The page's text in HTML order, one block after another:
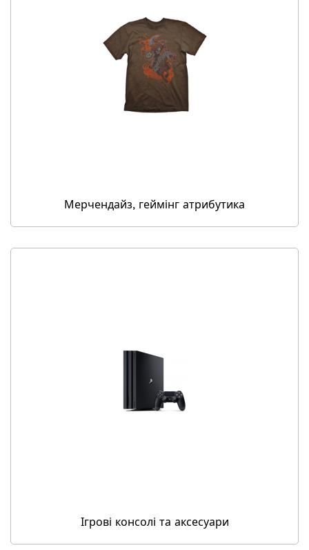
Мерчендайз, геймінг атрибутика
Ігрові консолі та аксесуари